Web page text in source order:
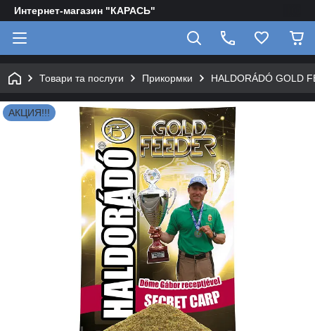
Интернет-магазин "КАРАСЬ"
Товари та послуги Прикормки HALDORÁDÓ GOLD
АКЦИЯ!!!